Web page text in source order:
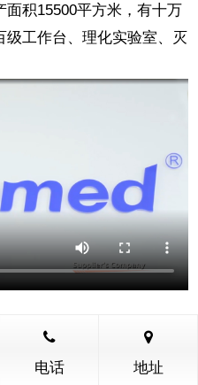
积15500平方米，有十万
级工作台、理化实验室、灭
更多
电话 地址